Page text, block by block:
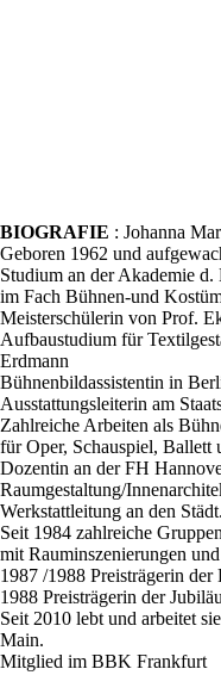
BIOGRAFIE : Johanna
Geboren 1962 und
Studium an der Akademie
im Fach Bühnen-und
Meisterschülerin von Prof.
Aufbaustudium für
Erdmann
Bühnenbildassistentin in
Ausstattungsleiterin am
Zahlreiche Arbeiten als
für Oper, Schauspiel, Ballett
Dozentin an der FH
Raumgestaltung/
Werkstattleitung an den
Seit 1984 zahlreiche
mit Rauminszenierungen
1987 /1988 Preisträgerin
1988 Preisträgerin der
Seit 2010 lebt und arbeitet
Main.
Mitglied im BBK Frankfurt